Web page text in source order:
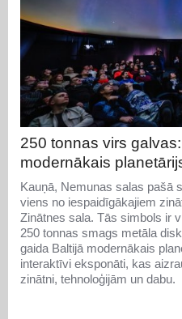
250 tonnas virs
modernākais
Kauņā, Nemunas salas pašā
viens no iespaidīgākajiem
Zinātnes sala. Tās simbols ir
250 tonnas smags metāla
gaida Baltijā modernākais
interaktīvi eksponāti, kas
zinātni, tehnoloģijām un dabu.